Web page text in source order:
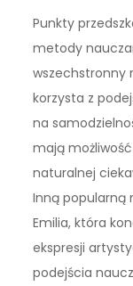
Punkty
metody
wszechstronny
korzysta z
na
mają
naturalnej
Inną popularną
Emilia, która
ekspresji
podejścia